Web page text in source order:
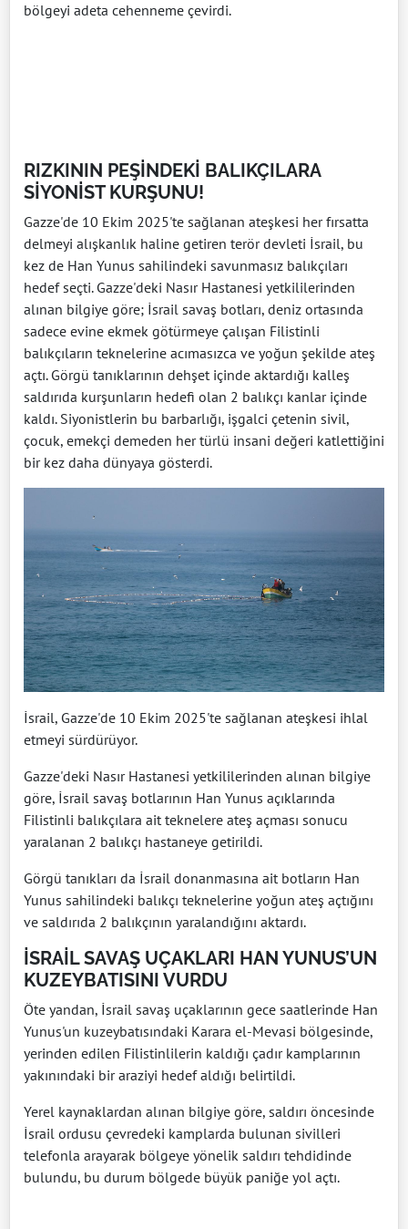
bölgeyi adeta cehenneme çevirdi.
RIZKININ PEŞİNDEKİ BALIKÇILARA
SİYONİST KURŞUNU!
Gazze'de 10 Ekim 2025'te sağlanan ateşkesi her fırsatta
delmeyi alışkanlık haline getiren terör devleti İsrail, bu
kez de Han Yunus sahilindeki savunmasız balıkçıları
hedef seçti. Gazze'deki Nasır Hastanesi yetkililerinden
alınan bilgiye göre; İsrail savaş botları, deniz ortasında
sadece evine ekmek götürmeye çalışan Filistinli
balıkçıların teknelerine acımasızca ve yoğun şekilde ateş
açtı. Görgü tanıklarının dehşet içinde aktardığı kalleş
saldırıda kurşunların hedefi olan 2 balıkçı kanlar içinde
kaldı. Siyonistlerin bu barbarlığı, işgalci çetenin sivil,
çocuk, emekçi demeden her türlü insani değeri katlettiğini
bir kez daha dünyaya gösterdi.
İsrail, Gazze'de 10 Ekim 2025'te sağlanan ateşkesi ihlal
etmeyi sürdürüyor.
Gazze'deki Nasır Hastanesi yetkililerinden alınan bilgiye
göre, İsrail savaş botlarının Han Yunus açıklarında
Filistinli balıkçılara ait teknelere ateş açması sonucu
yaralanan 2 balıkçı hastaneye getirildi.
Görgü tanıkları da İsrail donanmasına ait botların Han
Yunus sahilindeki balıkçı teknelerine yoğun ateş açtığını
ve saldırıda 2 balıkçının yaralandığını aktardı.
İSRAİL SAVAŞ UÇAKLARI HAN YUNUS’UN
KUZEYBATISINI VURDU
Öte yandan, İsrail savaş uçaklarının gece saatlerinde Han
Yunus'un kuzeybatısındaki Karara el-Mevasi bölgesinde,
yerinden edilen Filistinlilerin kaldığı çadır kamplarının
yakınındaki bir araziyi hedef aldığı belirtildi.
Yerel kaynaklardan alınan bilgiye göre, saldırı öncesinde
İsrail ordusu çevredeki kamplarda bulunan sivilleri
telefonla arayarak bölgeye yönelik saldırı tehdidinde
bulundu, bu durum bölgede büyük paniğe yol açtı.